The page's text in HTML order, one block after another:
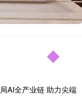
AI全产业链 助力尖端